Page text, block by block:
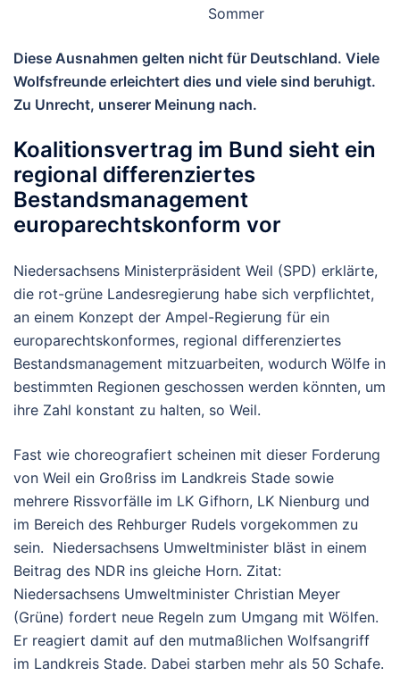
Sommer
Diese Ausnahmen gelten nicht für Deutschland. Viele
Wolfsfreunde erleichtert dies und viele sind beruhigt.
Zu Unrecht, unserer Meinung nach.
Koalitionsvertrag im Bund sieht ein
regional differenziertes
Bestandsmanagement
europarechtskonform vor
Niedersachsens Ministerpräsident Weil (SPD) erklärte,
die rot-grüne Landesregierung habe sich verpflichtet,
an einem Konzept der Ampel-Regierung für ein
europarechtskonformes, regional differenziertes
Bestandsmanagement mitzuarbeiten, wodurch Wölfe in
bestimmten Regionen geschossen werden könnten, um
ihre Zahl konstant zu halten, so Weil.
Fast wie choreografiert scheinen mit dieser Forderung
von Weil ein Großriss im Landkreis Stade sowie
mehrere Rissvorfälle im LK Gifhorn, LK Nienburg und
im Bereich des Rehburger Rudels vorgekommen zu
sein. Niedersachsens Umweltminister bläst in einem
Beitrag des NDR ins gleiche Horn. Zitat:
Niedersachsens Umweltminister Christian Meyer
(Grüne) fordert neue Regeln zum Umgang mit Wölfen.
Er reagiert damit auf den mutmaßlichen Wolfsangriff
im Landkreis Stade. Dabei starben mehr als 50 Schafe.